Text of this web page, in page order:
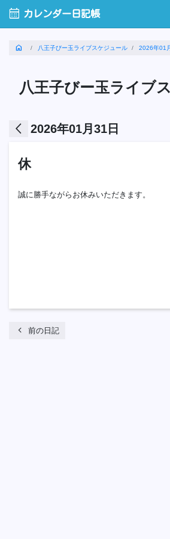
calendar_month カレンダー日記帳
home 八王子びー玉ライブスケジュール 2026年01
八王子びー玉ライブ
arrow_back_ios 2026年01月31日
休
誠に勝手ながらお休みいただきます。
chevron_left 前の日記